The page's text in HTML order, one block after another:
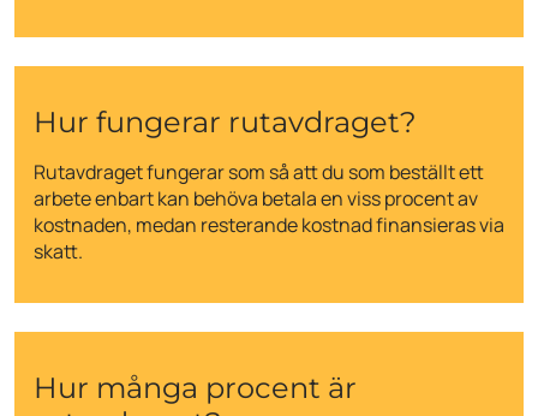
Hur fungerar rutavdraget?
Rutavdraget fungerar som så att du som beställt ett
arbete enbart kan behöva betala en viss procent av
kostnaden, medan resterande kostnad finansieras via
skatt.
Hur många procent är